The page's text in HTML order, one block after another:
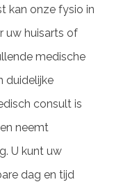
kan onze fysio in
uw huisarts of
medische
duidelijke
consult is
neemt
U kunt uw
dag en tijd